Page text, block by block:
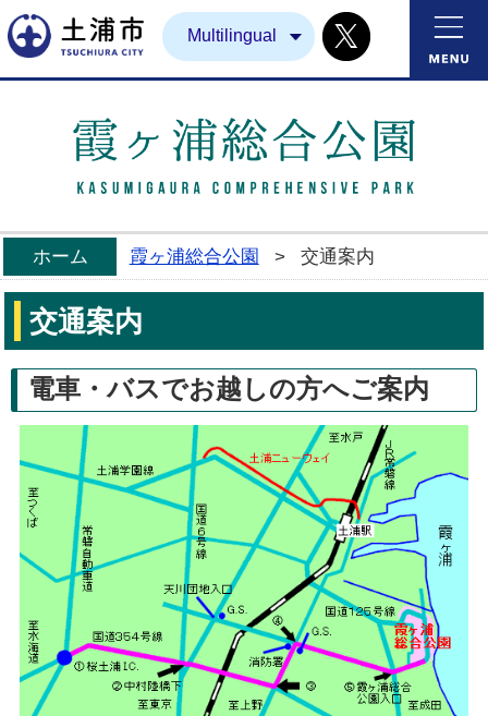
土浦市Multilingual Twitter
ホーム 霞ヶ浦総合公園 > 交通案内
交通案内
電車・バスでお越しの方へご案内